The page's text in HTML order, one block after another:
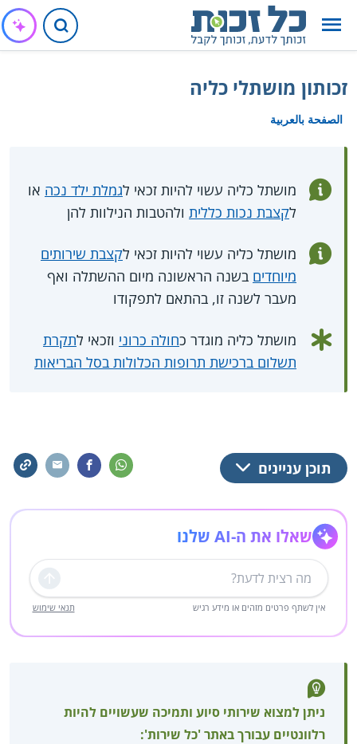
זכותון מושתלי כליה
الصفحة بالعربية
מושתל כליה עשוי להיות זכאי לגמלת ילד נכה או
לקצבת נכות כללית ולהטבות הנילוות להן
מושתל כליה עשוי להיות זכאי לקצבת שירותים
מיוחדים בשנה הראשונה מיום ההשתלה ואף
מעבר לשנה זו, בהתאם לתפקודו
מושתל כליה מוגדר כחולה כרוני וזכאי לתקרת
תשלום ברכישת תרופות הכלולות בסל הבריאות
תוכן עניינים
שאלו את ה-AI שלנו
שליחה
אין לשתף פרטים מזהים או מידע רגיש תנאי שימוש
ניתן למצוא שירותי סיוע ותמיכה שעשויים להיות
רלוונטיים עבורך באתר 'כל שירות':